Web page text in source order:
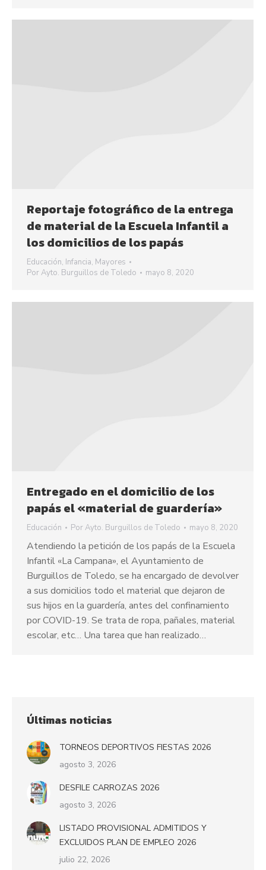
Reportaje fotográfico de la entrega
de material de la Escuela Infantil a
los domicilios de los papás
Educación, Infancia, Mayores
PorAyto. Burguillos de Toledo mayo 8, 2020
Entregado en el domicilio de los
papás el «material de guardería»
Educación PorAyto. Burguillos de Toledo mayo 8, 2020
Atendiendo la petición de los papás de la Escuela
Infantil «La Campana», el Ayuntamiento de
Burguillos de Toledo, se ha encargado de devolver
a sus domicilios todo el material que dejaron de
sus hijos en la guardería, antes del confinamiento
por COVID-19. Se trata de ropa, pañales, material
escolar, etc… Una tarea que han realizado…
Últimas noticias
TORNEOS DEPORTIVOS FIESTAS 2026
agosto 3, 2026
DESFILE CARROZAS 2026
agosto 3, 2026
LISTADO PROVISIONAL ADMITIDOS Y
EXCLUIDOS PLAN DE EMPLEO 2026
julio 22, 2026